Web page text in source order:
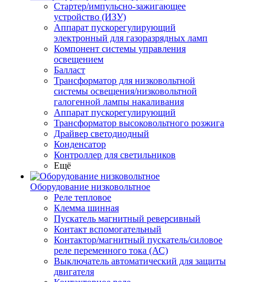
Стартер/импульсно-зажигающее
устройство (ИЗУ)
Аппарат пускорегулирующий
электронный для газоразрядных ламп
Компонент системы управления
освещением
Балласт
Трансформатор для низковольтной
системы освещения/низковольтной
галогенной лампы накаливания
Аппарат пускорегулирующий
Трансформатор высоковольтного розжига
Драйвер светодиодный
Конденсатор
Контроллер для светильников
Ещё
Оборудование низковольтное
Реле тепловое
Клемма шинная
Пускатель магнитный реверсивный
Контакт вспомогательный
Контактор/магнитный пускатель/силовое
реле переменного тока (АС)
Выключатель автоматический для защиты
двигателя